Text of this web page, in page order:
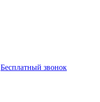
Бесплатный звонок